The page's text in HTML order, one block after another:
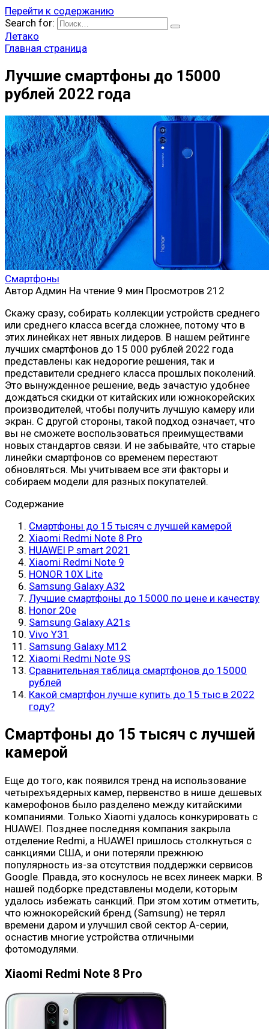
Перейти к содержанию
Search for:
Летако
Главная страница
Лучшие смартфоны до 15000
рублей 2022 года
Смартфоны
Автор Админ На чтение 9 мин Просмотров 212
Скажу сразу, собирать коллекции устройств среднего
или среднего класса всегда сложнее, потому что в
этих линейках нет явных лидеров. В нашем рейтинге
лучших смартфонов до 15 000 рублей 2022 года
представлены как недорогие решения, так и
представители среднего класса прошлых поколений.
Это вынужденное решение, ведь зачастую удобнее
дождаться скидки от китайских или южнокорейских
производителей, чтобы получить лучшую камеру или
экран. С другой стороны, такой подход означает, что
вы не сможете воспользоваться преимуществами
новых стандартов связи. И не забывайте, что старые
линейки смартфонов со временем перестают
обновляться. Мы учитываем все эти факторы и
собираем модели для разных покупателей.
Содержание
Смартфоны до 15 тысяч с лучшей камерой
Xiaomi Redmi Note 8 Pro
HUAWEI P smart 2021
Xiaomi Redmi Note 9
HONOR 10X Lite
Samsung Galaxy A32
Лучшие смартфоны до 15000 по цене и качеству
Honor 20e
Samsung Galaxy A21s
Vivo Y31
Samsung Galaxy M12
Xiaomi Redmi Note 9S
Сравнительная таблица смартфонов до 15000
рублей
Какой смартфон лучше купить до 15 тыс в 2022
году?
Смартфоны до 15 тысяч с лучшей
камерой
Еще до того, как появился тренд на использование
четырехъядерных камер, первенство в нише дешевых
камерофонов было разделено между китайскими
компаниями. Только Xiaomi удалось конкурировать с
HUAWEI. Позднее последняя компания закрыла
отделение Redmi, а HUAWEI пришлось столкнуться с
санкциями США, и они потеряли прежнюю
популярность из-за отсутствия поддержки сервисов
Google. Правда, это коснулось не всех линеек марки. В
нашей подборке представлены модели, которым
удалось избежать санкций. При этом хотим отметить,
что южнокорейский бренд (Samsung) не терял
времени даром и улучшил свой сектор A-серии,
оснастив многие устройства отличными
фотомодулями.
Xiaomi Redmi Note 8 Pro